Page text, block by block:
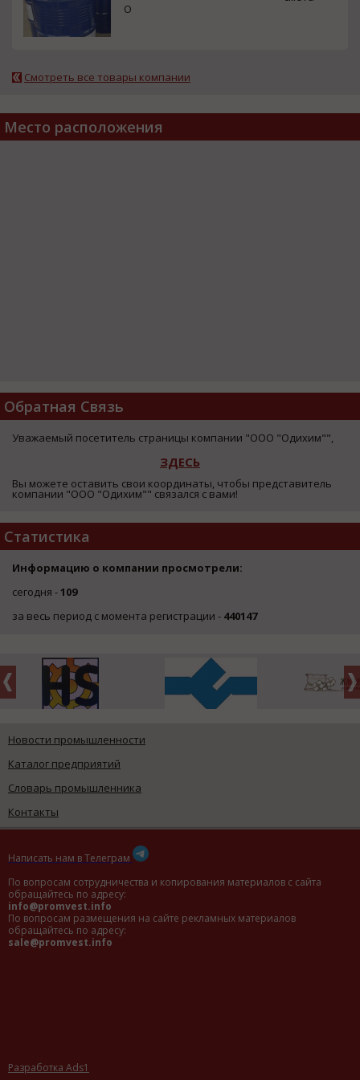
О
Смотреть все товары компании
Место расположения
Обратная Связь
Уважаемый посетитель страницы компании "ООО "Одихим"",
ЗДЕСЬ
Вы можете оставить свои координаты, чтобы представитель
компании "ООО "Одихим"" связался с вами!
Статистика
Информацию о компании просмотрели:
сегодня -109
за весь период с момента регистрации - 440147
Новости промышленности
Каталог предприятий
Словарь промышленника
Контакты
Написать нам в Телеграм
По вопросам сотрудничества и копирования материалов с сайта
обращайтесь по адресу:
info@promvest.info
По вопросам размещения на сайте рекламных материалов
обращайтесь по адресу:
sale@promvest.info
Разработка Ads1